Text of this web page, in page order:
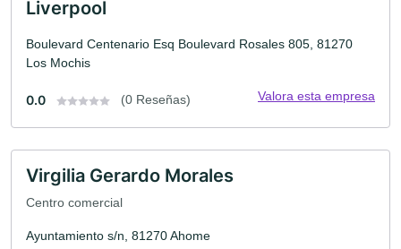
Liverpool
Boulevard Centenario Esq Boulevard Rosales 805, 81270
Los Mochis
0.0 (0 Reseñas) Valora esta empresa
Virgilia Gerardo Morales
Centro comercial
Ayuntamiento s/n, 81270 Ahome